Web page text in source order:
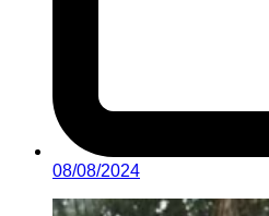
08/08/2024